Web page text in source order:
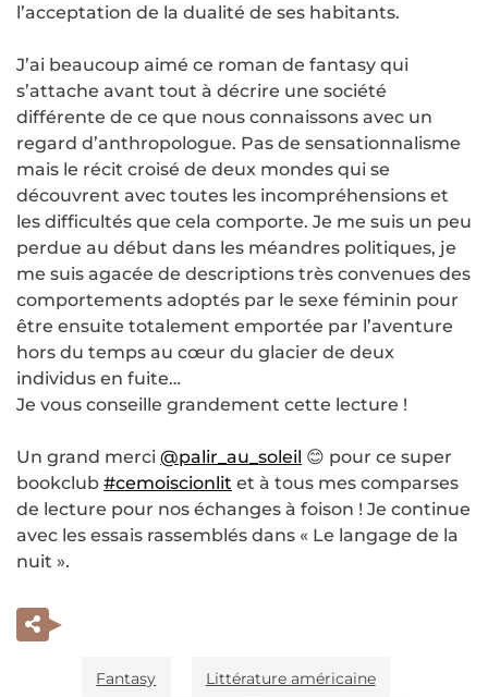
l’acceptation de la dualité de ses habitants.
J’ai beaucoup aimé ce roman de fantasy qui
s’attache avant tout à décrire une société
différente de ce que nous connaissons avec un
regard d’anthropologue. Pas de sensationnalisme
mais le récit croisé de deux mondes qui se
découvrent avec toutes les incompréhensions et
les difficultés que cela comporte. Je me suis un peu
perdue au début dans les méandres politiques, je
me suis agacée de descriptions très convenues des
comportements adoptés par le sexe féminin pour
être ensuite totalement emportée par l’aventure
hors du temps au cœur du glacier de deux
individus en fuite…
Je vous conseille grandement cette lecture !
Un grand merci @palir_au_soleil 😊 pour ce super
bookclub #cemoiscionlit et à tous mes comparses
de lecture pour nos échanges à foison ! Je continue
avec les essais rassemblés dans « Le langage de la
nuit ».
Fantasy Littérature américaine